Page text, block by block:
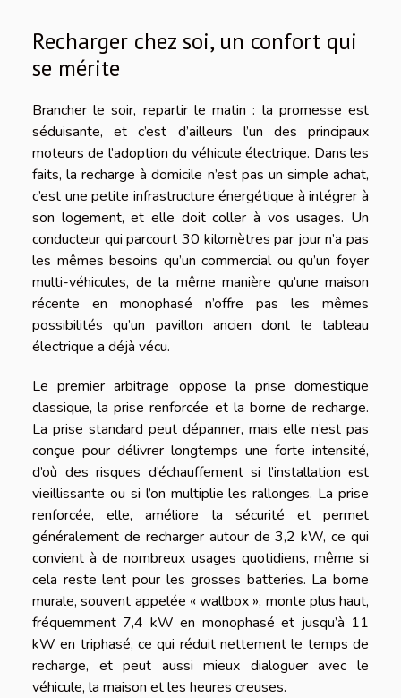
Recharger chez soi, un confort qui
se mérite
Brancher le soir, repartir le matin : la promesse est
séduisante, et c’est d’ailleurs l’un des principaux
moteurs de l’adoption du véhicule électrique. Dans les
faits, la recharge à domicile n’est pas un simple achat,
c’est une petite infrastructure énergétique à intégrer à
son logement, et elle doit coller à vos usages. Un
conducteur qui parcourt 30 kilomètres par jour n’a pas
les mêmes besoins qu’un commercial ou qu’un foyer
multi-véhicules, de la même manière qu’une maison
récente en monophasé n’offre pas les mêmes
possibilités qu’un pavillon ancien dont le tableau
électrique a déjà vécu.
Le premier arbitrage oppose la prise domestique
classique, la prise renforcée et la borne de recharge.
La prise standard peut dépanner, mais elle n’est pas
conçue pour délivrer longtemps une forte intensité,
d’où des risques d’échauffement si l’installation est
vieillissante ou si l’on multiplie les rallonges. La prise
renforcée, elle, améliore la sécurité et permet
généralement de recharger autour de 3,2 kW, ce qui
convient à de nombreux usages quotidiens, même si
cela reste lent pour les grosses batteries. La borne
murale, souvent appelée « wallbox », monte plus haut,
fréquemment 7,4 kW en monophasé et jusqu’à 11
kW en triphasé, ce qui réduit nettement le temps de
recharge, et peut aussi mieux dialoguer avec le
véhicule, la maison et les heures creuses.